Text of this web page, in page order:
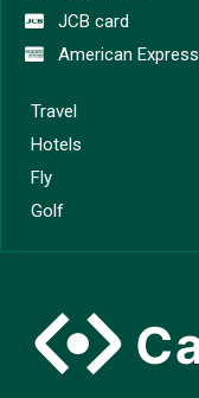
JCB card
American Express
Travel
Hotels
Fly
Golf